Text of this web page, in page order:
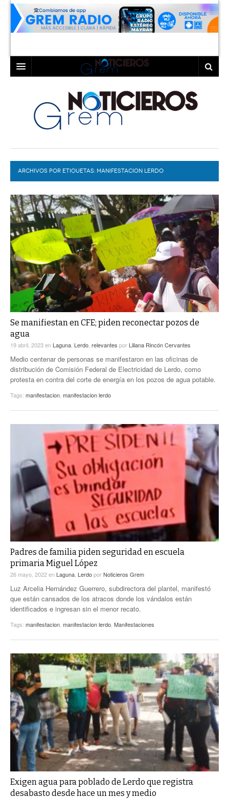
LAGUNA
TORREÓN
GÓMEZ PALACIO
LERDO
COAHUILA
DURANGO
DEPORTES
EXA
EL EXACTO
EXA INFORMA
GLOBO
CONTEXTOS
TRAYECTO LAGUNA
A MEDIA MAÑANA
A TODA LEY
DIÁLOGOS CON LA HISTORIA
TWEETS AND BEATS
LA MEJOR 97.1 ESTÉREO GALLITO
ACTUALIDADES GREM
PULSO
LA MEJOR INFORMACIÓN
COLABORADORES
PC29
ACTUALIDADES GREM
ARCHIVOS POR ETIQUETAS: MANIFESTACION LERDO
Se manifiestan en CFE; piden reconectar pozos de
agua
19 abril, 2023en Laguna Lerdo relevantes por Liliana Rincón Cervantes
Medio centenar de personas se manifestaron en las oficinas de
distribución de Comisión Federal de Electricidad de Lerdo, como
protesta en contra del corte de energía en los pozos de agua potable.
Tags: manifestacion manifestacion lerdo
Padres de familia piden seguridad en escuela
primaria Miguel López
26 mayo, 2022en Laguna LerdoporNoticieros Grem
Luz Arcelia Hernández Guerrero, subdirectora del plantel, manifestó
que están cansados de los atracos donde los vándalos están
identificados e ingresan sin el menor recato.
Tags: manifestacion manifestacion lerdo Manifestaciones
Exigen agua para poblado de Lerdo que registra
desabasto desde hace un mes y medio